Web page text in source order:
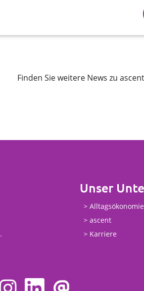
Finden Sie weitere News zu
Unser
Alltagsökonomie
ascent
Karriere